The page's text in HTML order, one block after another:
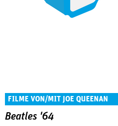
FILME VON/MIT JOE QUEENAN
Beatles '64